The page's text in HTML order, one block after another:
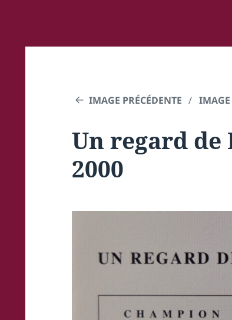
IMAGE PRÉCÉDENTE IMAGE
Un regard de
2000